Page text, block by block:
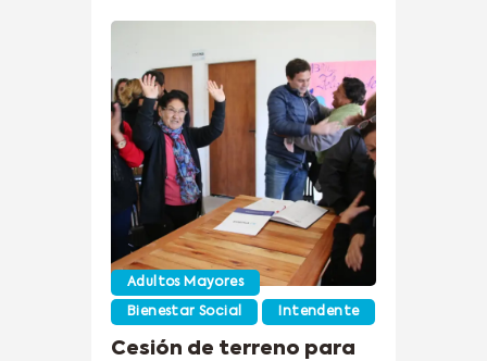
Adultos Mayores
Bienestar Social Intendente
Cesión de terreno para